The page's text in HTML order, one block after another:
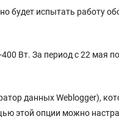
будет испытать работу
Вт. За период с 22 мая
данных Weblogger),
этой опции можно